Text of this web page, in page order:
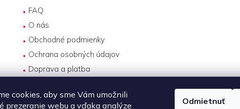
cookies, aby sme Vám umožnili
prezeranie webu a vďaka analýze
Odmietnuť
FAQ
O nás
Obchodné podmienky
Ochrana osobných údajov
Doprava a platba
Servis produktov DJI